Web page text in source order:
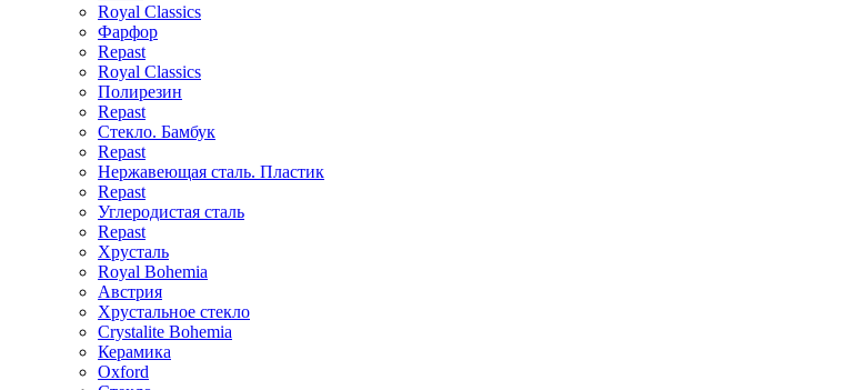
Royal Classics
Фарфор
Repast
Royal Classics
Полирезин
Repast
Стекло. Бамбук
Repast
Нержавеющая сталь. Пластик
Repast
Углеродистая сталь
Repast
Хрусталь
Royal Bohemia
Австрия
Хрустальное стекло
Crystalite Bohemia
Керамика
Oxford